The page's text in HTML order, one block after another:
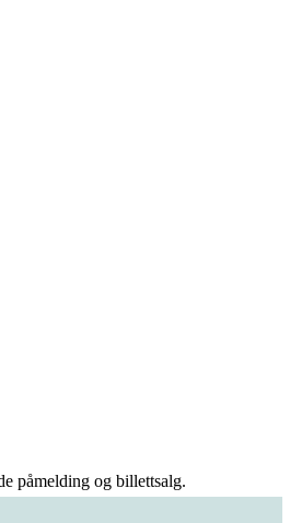
påmelding og billettsalg.